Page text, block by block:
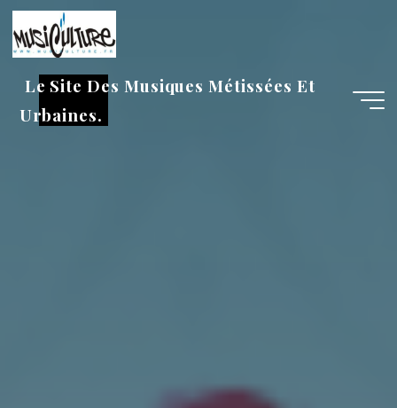
Aller
au
contenu
Le Site Des Musiques Métissées Et
Urbaines.